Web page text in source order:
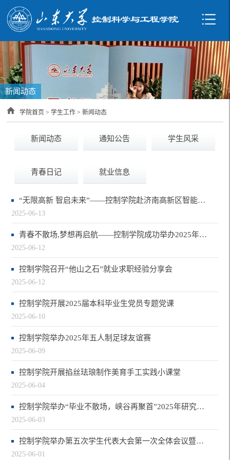
新闻动态
学院首页 >学生工作 >新闻动态
新闻动态 通知公告 学生风采
青春日记 就业信息
“无限高新 智启未来”——控制学院赴济南高新区智能装备产业发展中心和费斯托开展…
2025-06-13
青春不散场,梦想再启航——控制学院成功举办2025年研究生毕业生篮球友谊赛
2025-06-12
控制学院召开“他山之石”就业求职经验分享会
2025-06-12
控制学院开展2025届本科毕业生党员专题党课
2025-06-10
控制学院举办2025年五人制足球友谊赛
2025-06-09
控制学院开展掐丝珐琅制作美育手工实践小课堂
2025-06-04
控制学院举办“毕业不散场，峡谷再聚首”2025年研究生电子竞技友谊赛
2025-06-03
控制学院举办第五次学生代表大会第一次全体会议暨第43届学生工作委员会换届竞职答辩…
2025-06-01